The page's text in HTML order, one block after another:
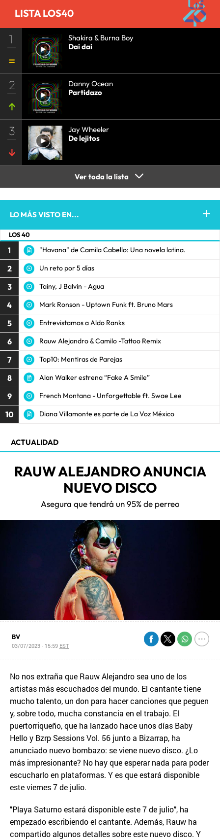
LISTA LOS40
1
Shakira & Burna Boy
Dai dai
2
Danny Ocean
Partidazo
3
Jay Wheeler
De lejitos
Ver toda la lista
LO MÁS VISTO EN...
LOS 40
1 "Havana" de Camila Cabello: Una novela latina.
2 Un reto por 5 días
3 Tainy, J Balvin - Agua
4 Mark Ronson - Uptown Funk ft. Bruno Mars
5 Entrevistamos a Aldo Ranks
6 Rauw Alejandro & Camilo -Tattoo Remix
7 Top10: Mentiras de Parejas
8 Alan Walker estrena “Fake A Smile”
9 French Montana - Unforgettable ft. Swae Lee
10 Diana Villamonte es parte de La Voz México
ACTUALIDAD
RAUW ALEJANDRO ANUNCIA
NUEVO DISCO
Asegura que tendrá un 95% de perreo
BV
03/07/2023 - 15:59 EST
No nos extraña que Rauw Alejandro sea uno de los
artistas más escuchados del mundo. El cantante tiene
mucho talento, un don para hacer canciones que peguen
y, sobre todo, mucha constancia en el trabajo. El
puertorriqueño, que ha lanzado hace unos días Baby
Hello y Bzrp Sessions Vol. 56 junto a Bizarrap, ha
anunciado nuevo bombazo: se viene nuevo disco. ¿Lo
más impresionante? No hay que esperar nada para poder
escucharlo en plataformas. Y es que estará disponible
este viernes 7 de julio.
"Playa Saturno estará disponible este 7 de julio", ha
empezado escribiendo el cantante. Además, Rauw ha
compartido algunos detalles sobre este nuevo disco. Y